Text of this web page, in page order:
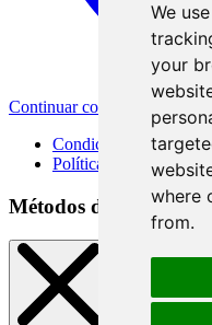
We
your
where
from.
Continuar con Apple
Condiciones de uso
Política de privacidad
Métodos de registro